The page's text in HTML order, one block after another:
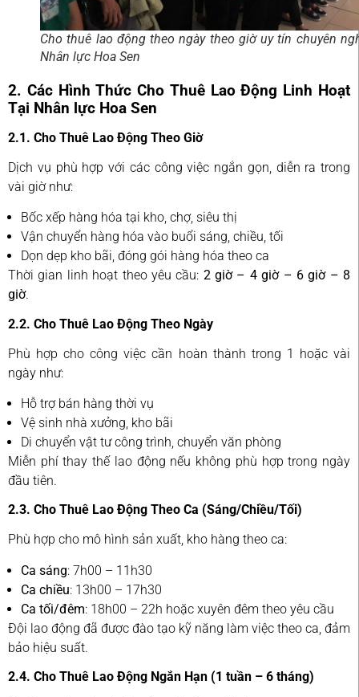
Cho thuê lao động theo ngày theo giờ uy tín chuyên
Nhân lực Hoa Sen
2. Các Hình Thức Cho Thuê Lao Động Linh Hoạt
Tại Nhân lực Hoa Sen
2.1. Cho Thuê Lao Động Theo Giờ
Dịch vụ phù hợp với các công việc ngắn gọn, diễn ra trong
vài giờ như:
Bốc xếp hàng hóa tại kho, chợ, siêu thị
Vận chuyển hàng hóa vào buổi sáng, chiều, tối
Dọn dẹp kho bãi, đóng gói hàng hóa theo ca
Thời gian linh hoạt theo yêu cầu: 2 giờ – 4 giờ – 6 giờ – 8
giờ.
2.2. Cho Thuê Lao Động Theo Ngày
Phù hợp cho công việc cần hoàn thành trong 1 hoặc vài
ngày như:
Hỗ trợ bán hàng thời vụ
Vệ sinh nhà xưởng, kho bãi
Di chuyển vật tư công trình, chuyển văn phòng
Miễn phí thay thế lao động nếu không phù hợp trong ngày
đầu tiên.
2.3. Cho Thuê Lao Động Theo Ca (Sáng/Chiều/Tối)
Phù hợp cho mô hình sản xuất, kho hàng theo ca:
Ca sáng: 7h00 – 11h30
Ca chiều: 13h00 – 17h30
Ca tối/đêm: 18h00 – 22h hoặc xuyên đêm theo yêu cầu
Đội lao động đã được đào tạo kỹ năng làm việc theo ca, đảm
bảo hiệu suất.
2.4. Cho Thuê Lao Động Ngắn Hạn (1 tuần – 6 tháng)